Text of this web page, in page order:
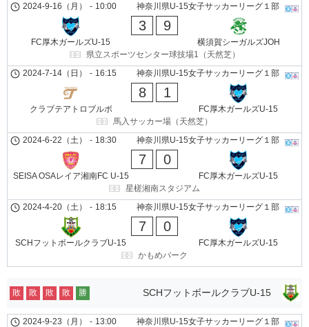
神奈川県U-15女子サッカーリーグ１部
2024-9-16（月） - 10:00
FC厚木ガールズU-15
3 9
横須賀シーガルズJOH
県立スポーツセンター球技場1（天然芝）
神奈川県U-15女子サッカーリーグ１部
2024-7-14（日） - 16:15
クラブテアトロブルボ
8 1
FC厚木ガールズU-15
馬入サッカー場（天然芝）
神奈川県U-15女子サッカーリーグ１部
2024-6-22（土） - 18:30
SEISA OSAレイア湘南FC U-15
7 0
FC厚木ガールズU-15
星槎湘南スタジアム
神奈川県U-15女子サッカーリーグ１部
2024-4-20（土） - 18:15
SCHフットボールクラブU-15
7 0
FC厚木ガールズU-15
かもめパーク
SCHフットボールクラブU-15
敗 敗 敗 敗 勝
神奈川県U-15女子サッカーリーグ１部
2024-9-23（月） - 13:00